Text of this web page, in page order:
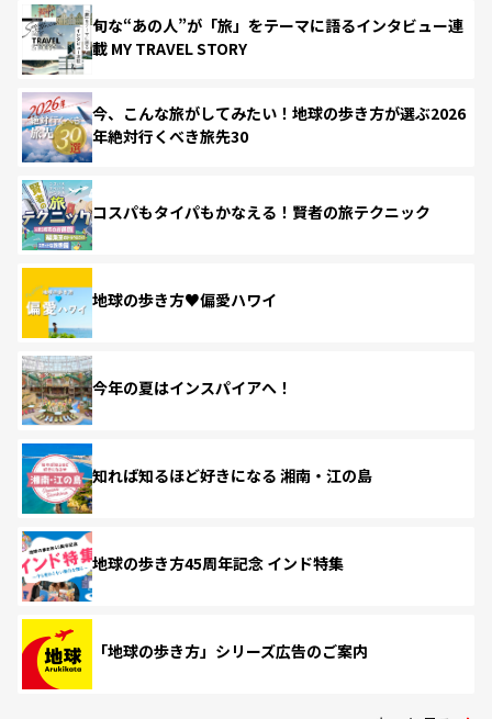
旬な“あの人”が「旅」をテーマに語るインタビュー連
載 MY TRAVEL STORY
今、こんな旅がしてみたい！地球の歩き方が選ぶ2026
年絶対行くべき旅先30
コスパもタイパもかなえる！賢者の旅テクニック
地球の歩き方♥偏愛ハワイ
今年の夏はインスパイアへ！
知れば知るほど好きになる 湘南・江の島
地球の歩き方45周年記念 インド特集
「地球の歩き方」シリーズ広告のご案内